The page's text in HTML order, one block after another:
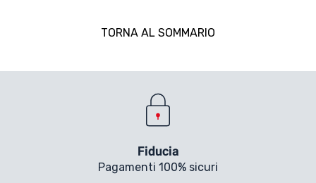
TORNA AL SOMMARIO
Fiducia
Pagamenti 100% sicuri